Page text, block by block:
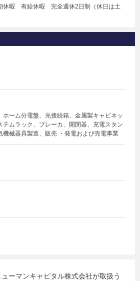
暇 有給休暇 完全週休2日制（休日は土
ホーム分電盤、光接続箱、金属製キャビネッ
テムラック、ブレーカ、開閉器、充電スタン
機械器具製造、販売 ・発電および売電事業
ーマンキャピタル株式会社が取扱う